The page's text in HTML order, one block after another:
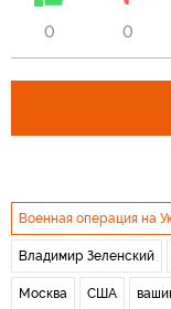
0 0
Военная операция на
Владимир Зеленский
Москва США